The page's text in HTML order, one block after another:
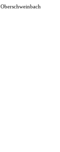
Oberschweinbach